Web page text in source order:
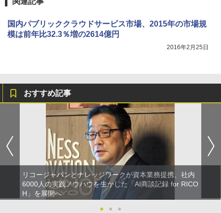
国内パブリッククラウドサービス市場、2015年の市場規
模は前年比32.3％増の2614億円
2016年2月25日
おすすめ記事
リコージャパンとナレッジワークが資本業務提携、社内
6000人の実践ノウハウを生かした「AI商談記録 for RICO
H」を展開へ
●
● ●